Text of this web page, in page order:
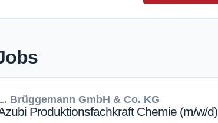
Brüggemann GmbH & Co. KG
Produktionsfachkraft Chemie (m/w/d)